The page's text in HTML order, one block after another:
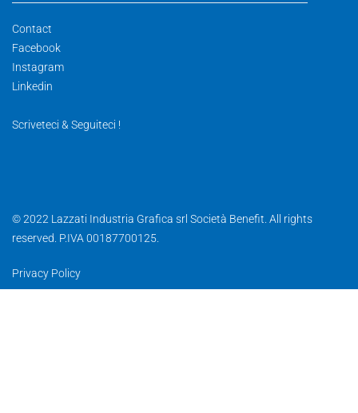
Contact
Facebook
Instagram
Linkedin
Scriveteci & Seguiteci !
© 2022 Lazzati Industria Grafica srl Società Benefit. All rights
reserved. P.IVA 00187700125.
Privacy Policy